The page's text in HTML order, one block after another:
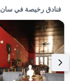
فنادق رخيصة في سان